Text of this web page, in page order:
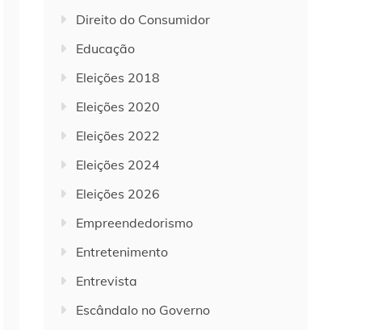
Direito do Consumidor
Educação
Eleições 2018
Eleições 2020
Eleições 2022
Eleições 2024
Eleições 2026
Empreendedorismo
Entretenimento
Entrevista
Escândalo no Governo